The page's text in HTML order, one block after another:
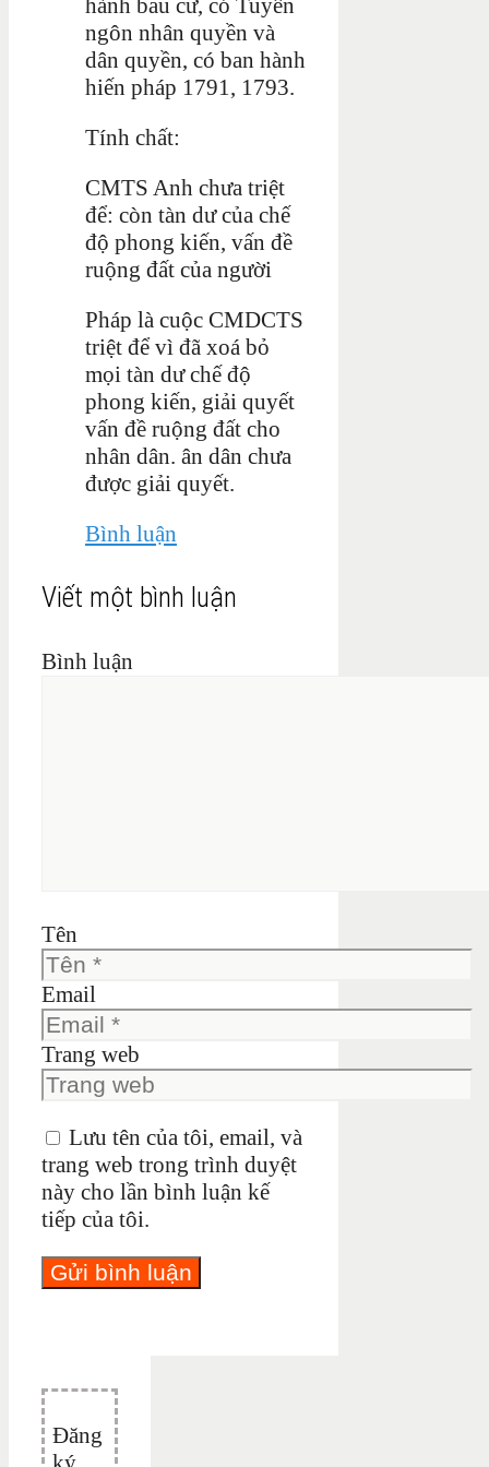
ngôn nhân quyền và
dân quyền, có ban hành
hiến pháp 1791, 1793.
Tính chất:
CMTS Anh chưa triệt
để: còn tàn dư của chế
độ phong kiến, vấn đề
ruộng đất của người
Pháp là cuộc CMDCTS
triệt để vì đã xoá bỏ
mọi tàn dư chế độ
phong kiến, giải quyết
vấn đề ruộng đất cho
nhân dân. ân dân chưa
được giải quyết.
Bình luận
Viết một bình luận
Bình luận
Tên
Email
Trang web
Lưu tên của tôi, email, và
trang web trong trình duyệt
này cho lần bình luận kế
tiếp của tôi.
Đăng